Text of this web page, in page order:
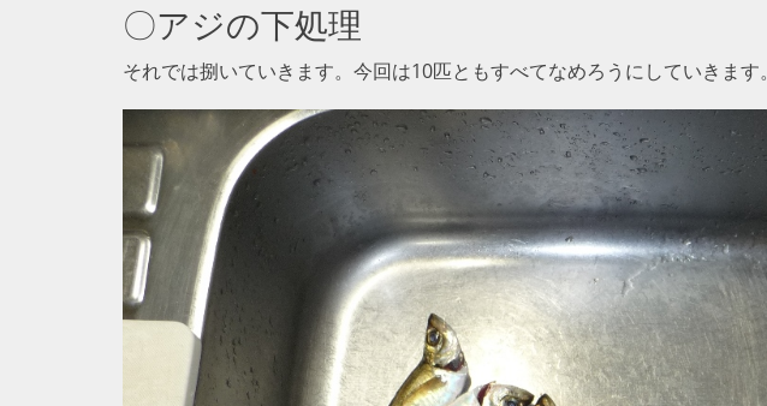
〇アジの下処理
それでは捌いていきます。今回は10匹ともすべてなめろうにしていきます。